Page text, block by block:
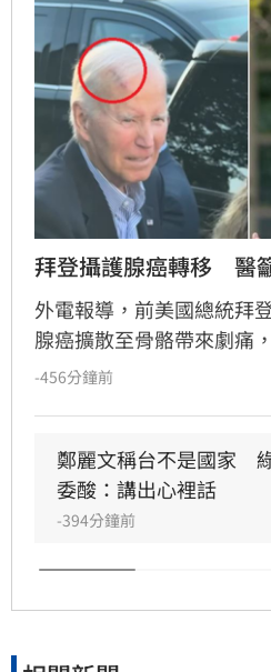
拜登攝護腺癌轉移　醫
外電報導，前美國總統拜
腺癌擴散至骨骼帶來劇痛
指出，美國執行攝護腺癌
-456分鐘前
鄭麗文稱台不是國家　
委酸：講出心裡話
-394分鐘前